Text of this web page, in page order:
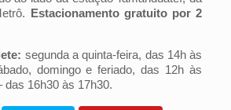
Estacionamento gratuito por 2
segunda a quinta-feira, das 14h às
domingo e feriado, das 12h às
das 16h30 às 17h30.